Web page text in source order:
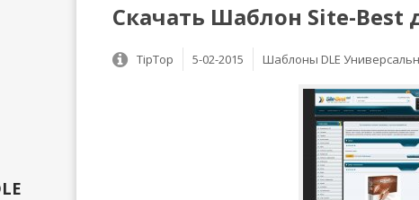
Скачать Шаблон Site-Best
TipTop 5-02-2015 Шаблоны DLE